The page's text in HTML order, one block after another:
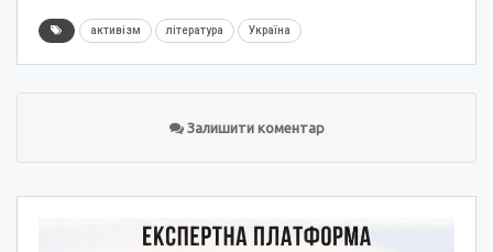
активізм література Україна
Залишити коментар